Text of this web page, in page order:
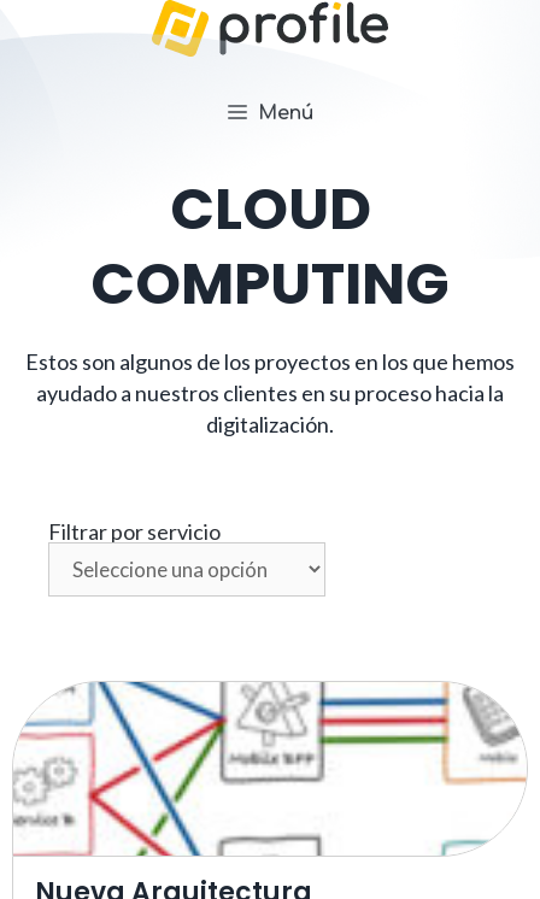
Menú
CLOUD
COMPUTING
Estos son algunos de los proyectos en los que hemos
ayudado a nuestros clientes en su proceso hacia la
digitalización.
Filtrar por servicio
Necesarias